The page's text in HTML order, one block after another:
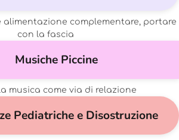
alimentazione complementare, portare
con la fascia
Musiche Piccine
musica come via di relazione
Pediatriche e Disostruzione